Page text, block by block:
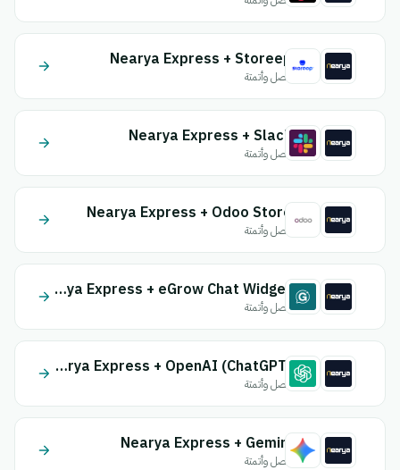
Nearya Express + Storeep
اتصل وأتمتة
Nearya Express + Slack
اتصل وأتمتة
Nearya Express + Odoo Store
اتصل وأتمتة
Nearya Express + eGrow Chat Widget
اتصل وأتمتة
Nearya Express + OpenAI (ChatGPT)
اتصل وأتمتة
Nearya Express + Gemini
اتصل وأتمتة